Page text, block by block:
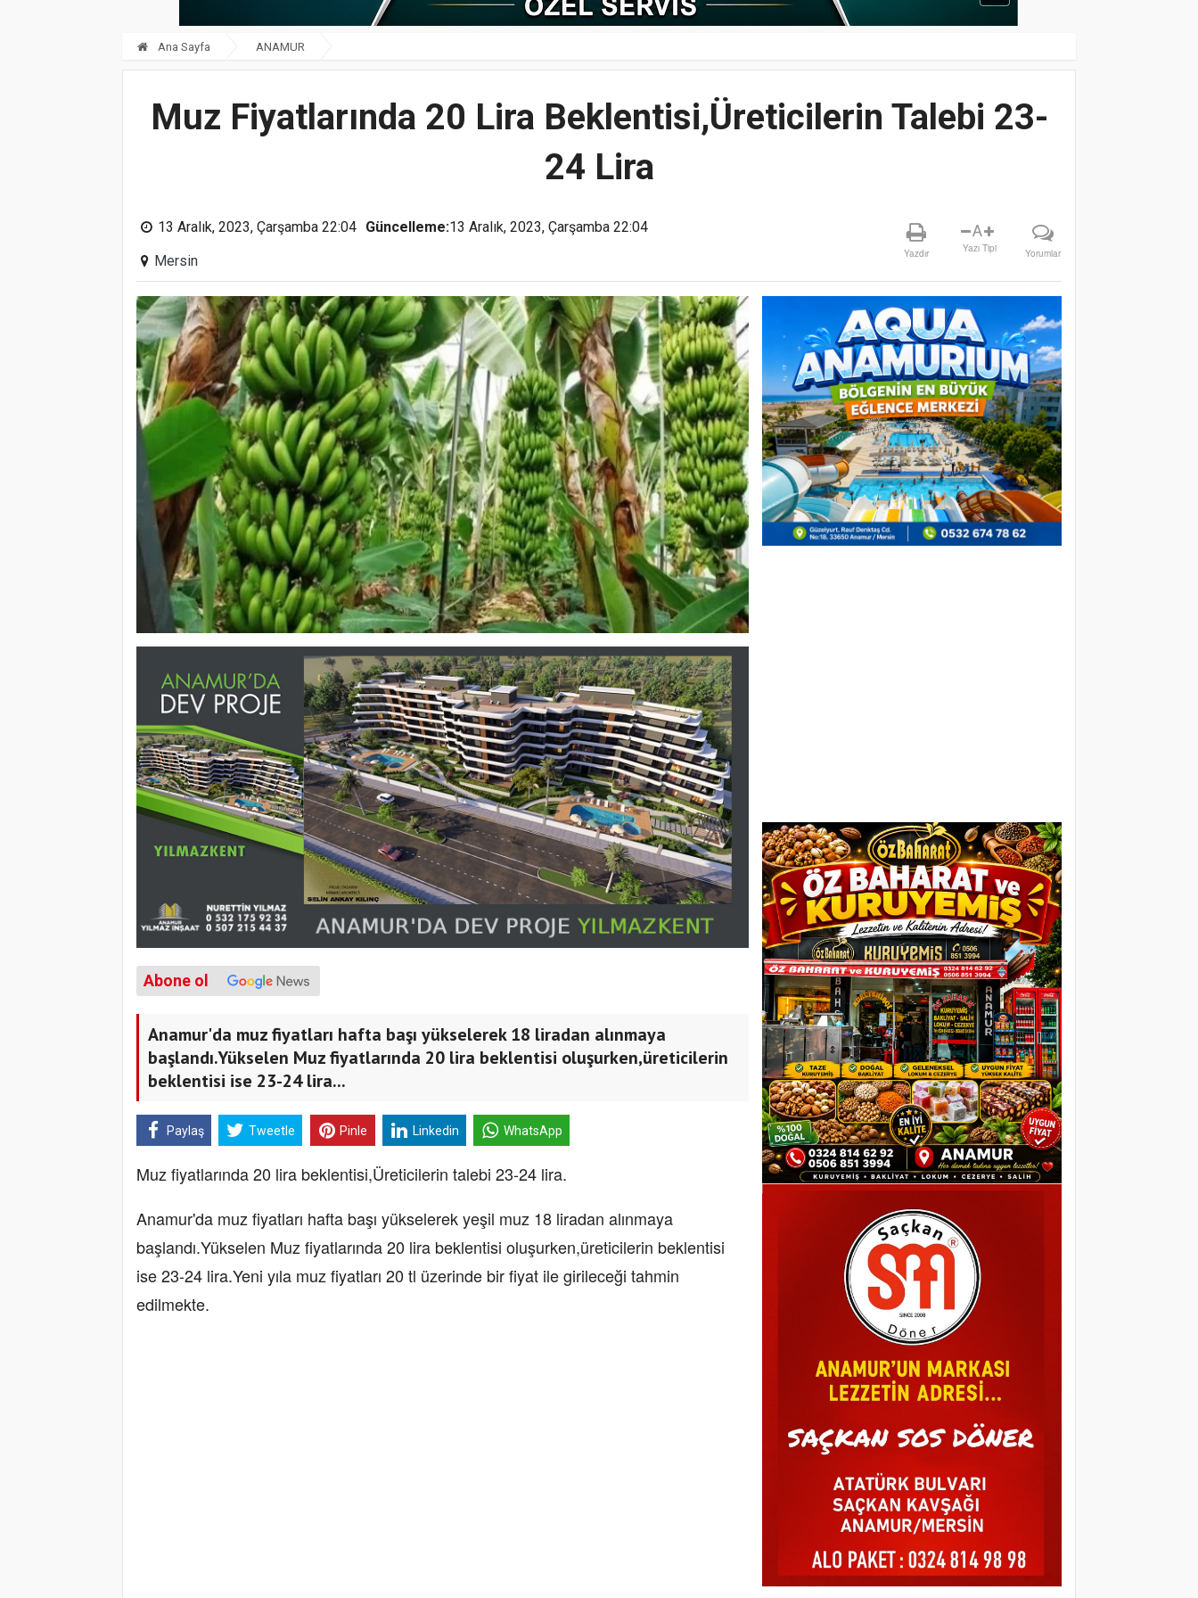
Ana Sayfa ANAMUR
Muz Fiyatlarında 20 Lira Beklentisi,Üreticilerin Talebi 23-
24 Lira
13 Aralık, 2023, Çarşamba 22:04 Güncelleme:13 Aralık, 2023, Çarşamba 22:04
Mersin
Yazdır
A
Yazı Tipi Yorumlar
Abone ol
Anamur'da muz fiyatları hafta başı yükselerek 18 liradan alınmaya
başlandı.Yükselen Muz fiyatlarında 20 lira beklentisi oluşurken,üreticilerin
beklentisi ise 23-24 lira...
Paylaş Tweetle Pinle Linkedin WhatsApp
Muz fiyatlarında 20 lira beklentisi,Üreticilerin talebi 23-24 lira.
Anamur'da muz fiyatları hafta başı yükselerek yeşil muz 18 liradan alınmaya
başlandı.Yükselen Muz fiyatlarında 20 lira beklentisi oluşurken,üreticilerin beklentisi
ise 23-24 lira.Yeni yıla muz fiyatları 20 tl üzerinde bir fiyat ile girileceği tahmin
edilmekte.